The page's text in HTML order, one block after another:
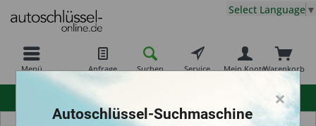
Menü Anfrage Suchen Service Warenkorb
Mein Konto
Select Language ▼
×
Autoschlüssel-Suchmaschine